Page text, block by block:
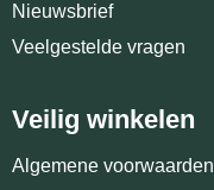
Nieuwsbrief
Veelgestelde vragen
Veilig winkelen
Algemene voorwaarden